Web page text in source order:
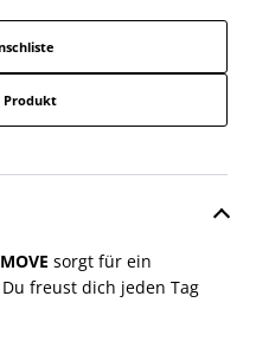
Produkt
sorgt für ein
freust dich jeden Tag